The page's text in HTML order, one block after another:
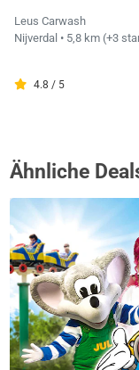
Leus Carwash
Nijverdal • 5,8 km (+3
4.8 / 5
Ähnliche